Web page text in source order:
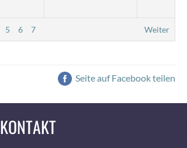
5 6 7 Weiter
Seite auf Facebook teilen
KONTAKT